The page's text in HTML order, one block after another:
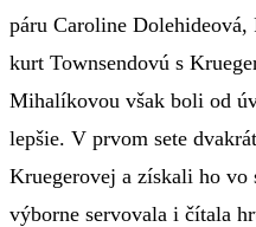
páru Caroline Dolehideová,
kurt Townsendovú s
Mihalíkovou však boli od
lepšie. V prvom sete
Kruegerovej a získali ho vo
výborne servovala i čítala